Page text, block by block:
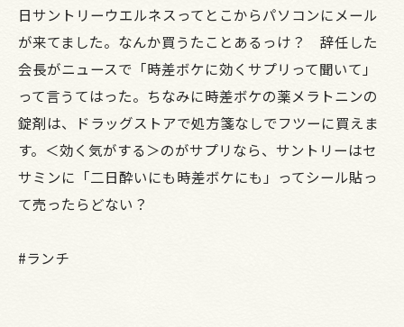
日サントリーウエルネスってとこからパソコンにメール
が来てました。なんか買うたことあるっけ？ 辞任した
会長がニュースで「時差ボケに効くサプリって聞いて」
って言うてはった。ちなみに時差ボケの薬メラトニンの
錠剤は、ドラッグストアで処方箋なしでフツーに買えま
す。＜効く気がする＞のがサプリなら、サントリーはセ
サミンに「二日酔いにも時差ボケにも」ってシール貼っ
て売ったらどない？
#ランチ